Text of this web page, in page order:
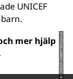
UNICEF
mer hjälp © UNICEF/UNI887305/Jamal